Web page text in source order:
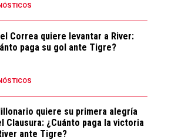
Correa quiere levantar a River:
paga su gol ante Tigre?
quiere su primera alegría
Clausura: ¿Cuánto paga la victoria
ante Tigre?